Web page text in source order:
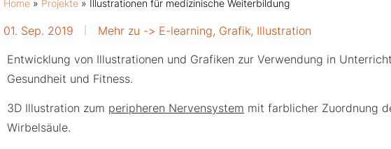
Home » Projekte » Illustrationen für medizinische Weiterbildung
01. Sep. 2019 Mehr zu -> E-learning, Grafik, Illustration
Entwicklung von Illustrationen und Grafiken zur Verwendung in
Gesundheit und Fitness.
3D Illustration zum peripheren Nervensystem mit farblicher Zuordnung
Wirbelsäule.